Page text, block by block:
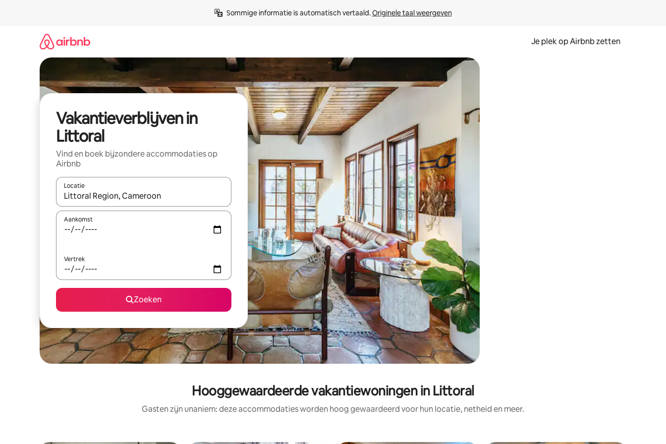
Sommige informatie is automatisch vertaald. Originele taal weergeven
Je plek op Airbnb zetten
Vakantieverblijven in
Littoral
Vind en boek bijzondere accommodaties op
Airbnb
Locatie
Wanneer er resultaten beschikbaar zijn, maak je een keuze met je de pijltjestoetsen omhoog en omlaag, óf door te tikken of swipen.
Aankomst
Vertrek
Zoeken
Hooggewaardeerde vakantiewoningen in Littoral
Gasten zijn unaniem: deze accommodaties worden hoog gewaardeerd voor hun locatie, netheid en meer.